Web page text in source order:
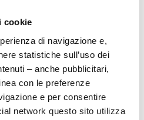
cookie
di navigazione e,
statistiche sull’uso dei
– anche pubblicitari,
con le preferenze
e per consentire
network questo sito utilizza
- Ricerca completa
Italia
Studi